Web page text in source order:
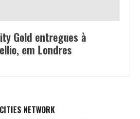
Gold entregues à
em Londres
NETWORK